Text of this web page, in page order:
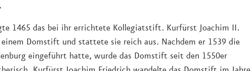
1465 das bei ihr errichtete Kollegiatstift. Kurfürst Joachim II.
Domstift und stattete sie reich aus. Nachdem er 1539 die
eingeführt hatte, wurde das Domstift seit den 1550er